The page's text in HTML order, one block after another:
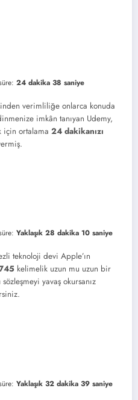
24 dakika 38 saniye
verimliliğe onlarca konuda
imkân tanıyan Udemy,
için ortalama 24 dakikanızı
Yaklaşık 28 dakika 10 saniye
teknoloji devi Apple’ın
kelimelik uzun mu uzun bir
yavaş okursanız
Yaklaşık 32 dakika 39 saniye